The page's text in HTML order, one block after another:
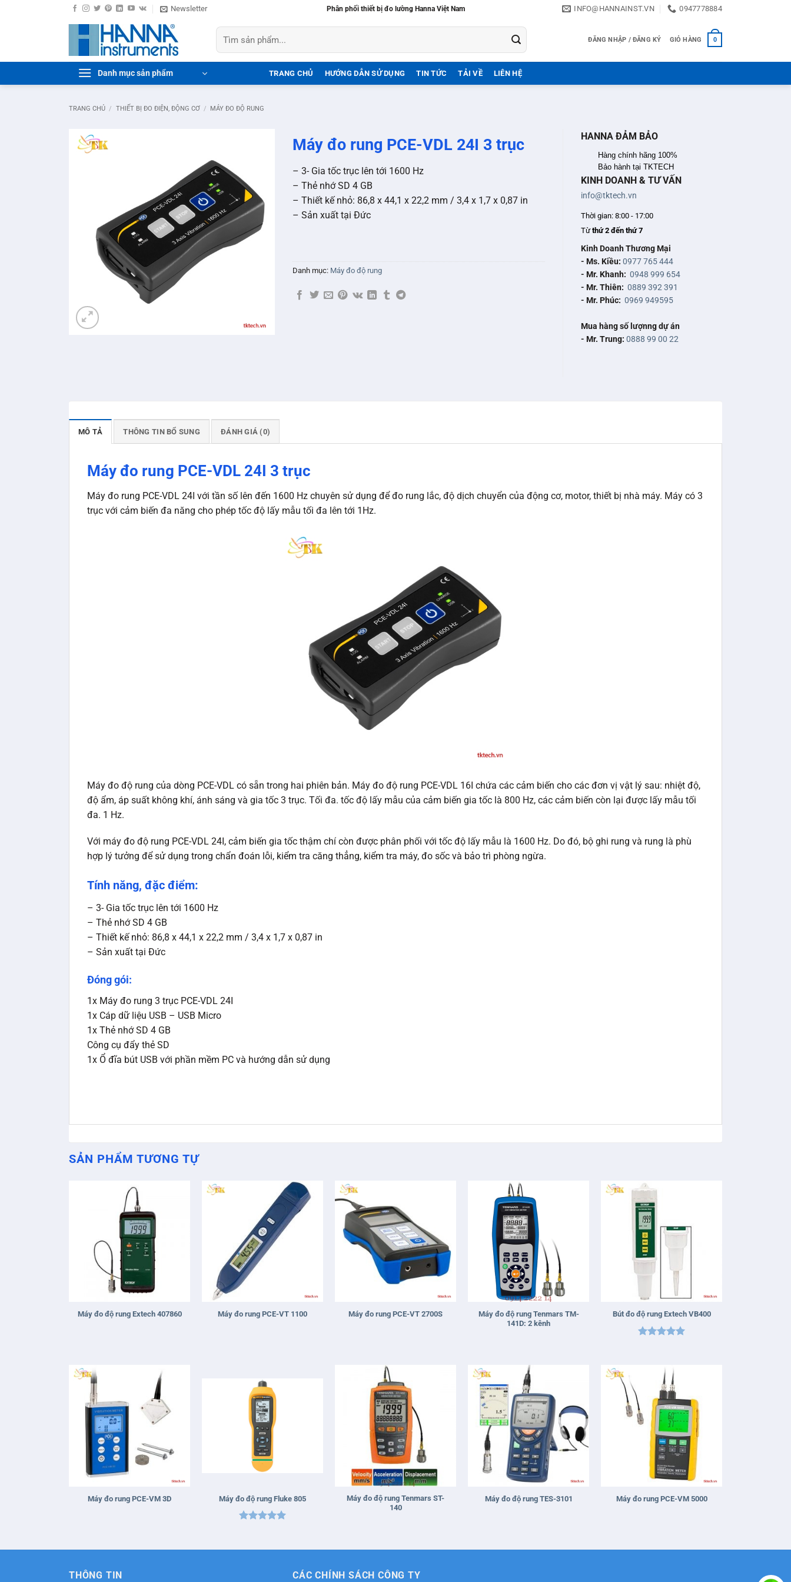
Newsletter Phân phối thiết bị đo lường Hanna Việt Nam INFO@HANNAINST.VN 0947778884
Tìm
kiếm:
ĐĂNG NHẬP / ĐĂNG KÝ GIỎ HÀNG 0
Danh mục sản phẩm TRANG CHỦ HƯỚNG DẪN SỬ DỤNG TIN TỨC TẢI VỀ LIÊN HỆ
TRANG CHỦ / THIẾT BỊ ĐO ĐIỆN, ĐỘNG CƠ / MÁY ĐO ĐỘ RUNG
Máy đo rung PCE-VDL 24I 3 trục
– 3- Gia tốc trục lên tới 1600 Hz
– Thẻ nhớ SD 4 GB
– Thiết kế nhỏ: 86,8 x 44,1 x 22,2 mm / 3,4 x 1,7 x 0,87 in
– Sản xuất tại Đức
Danh mục: Máy đo độ rung
HANNA ĐẢM BẢO
Hàng chính hãng 100%
Bảo hành tại TKTECH
KINH DOANH & TƯ VẤN
info@tktech.vn
Thời gian: 8:00 - 17:00
Từthứ 2 đến thứ 7
Kinh Doanh Thương Mại
- Ms. Kiều: 0977 765 444
- Mr. Khanh: 0948 999 654
- Mr. Thiên: 0889 392 391
- Mr. Phúc: 0969 949595
Mua hàng số lượnng dự án
- Mr. Trung: 0888 99 00 22
MÔ TẢ THÔNG TIN BỔ SUNG ĐÁNH GIÁ (0)
Máy đo rung PCE-VDL 24I 3 trục
Máy đo rung PCE-VDL 24I với tần số lên đến 1600 Hz chuyên sử dụng để đo rung lắc, độ dịch chuyển của động cơ, motor, thiết bị nhà máy. Máy có 3
trục với cảm biến đa năng cho phép tốc độ lấy mẫu tối đa lên tới 1Hz.
Máy đo độ rung của dòng PCE-VDL có sẵn trong hai phiên bản. Máy đo độ rung PCE-VDL 16I chứa các cảm biến cho các đơn vị vật lý sau: nhiệt độ,
độ ẩm, áp suất không khí, ánh sáng và gia tốc 3 trục. Tối đa. tốc độ lấy mẫu của cảm biến gia tốc là 800 Hz, các cảm biến còn lại được lấy mẫu tối
đa. 1 Hz.
Với máy đo độ rung PCE-VDL 24I, cảm biến gia tốc thậm chí còn được phân phối với tốc độ lấy mẫu là 1600 Hz. Do đó, bộ ghi rung và rung là phù
hợp lý tưởng để sử dụng trong chẩn đoán lỗi, kiểm tra căng thẳng, kiểm tra máy, đo sốc và bảo trì phòng ngừa.
Tính năng, đặc điểm:
– 3- Gia tốc trục lên tới 1600 Hz
– Thẻ nhớ SD 4 GB
– Thiết kế nhỏ: 86,8 x 44,1 x 22,2 mm / 3,4 x 1,7 x 0,87 in
– Sản xuất tại Đức
Đóng gói:
1x Máy đo rung 3 trục PCE-VDL 24I
1x Cáp dữ liệu USB – USB Micro
1x Thẻ nhớ SD 4 GB
Công cụ đẩy thẻ SD
1x Ổ đĩa bút USB với phần mềm PC và hướng dẫn sử dụng
SẢN PHẨM TƯƠNG TỰ
Máy đo độ rung Extech 407860
+
Máy đo rung PCE-VT 1100 Máy đo rung PCE-VT 2700S
Máy đo độ rung Tenmars TM-
141D: 2 kênh
Bút đo độ rung Extech VB400
+
Máy đo rung PCE-VM 3D Máy đo độ rung Fluke 805
sao
+
Máy đo độ rung Tenmars ST-
140
+
Máy đo độ rung TES-3101 Máy đo rung PCE-VM 5000
THÔNG TIN CÁC CHÍNH SÁCH CÔNG TY